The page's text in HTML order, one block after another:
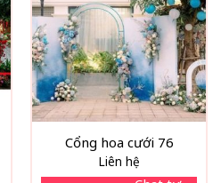
Cổng hoa cưới 76
Liên hệ